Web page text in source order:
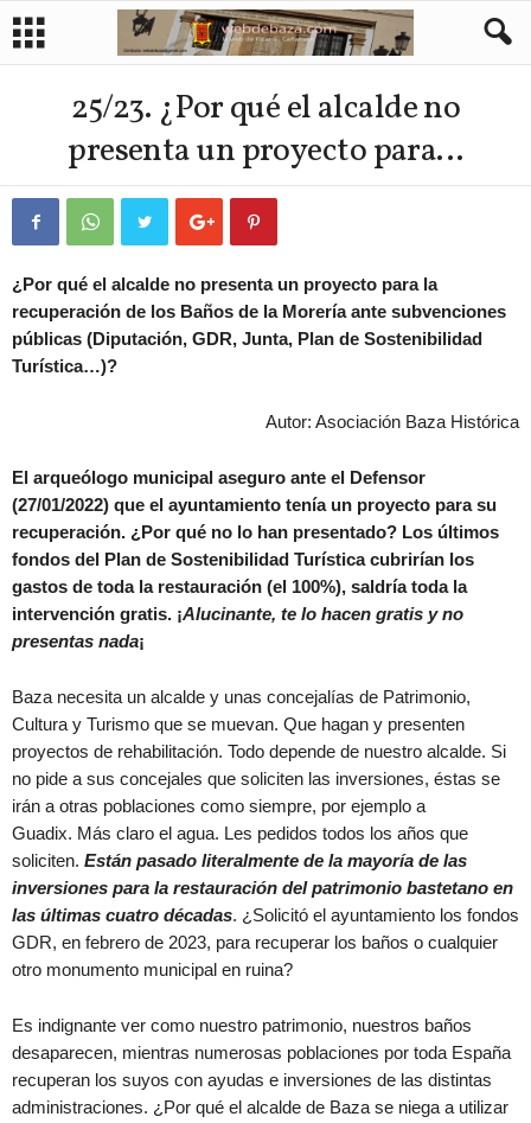
25/23. ¿Por qué el alcalde no
presenta un proyecto para…
¿Por qué el alcalde no presenta un proyecto para la
recuperación de los Baños de la Morería ante subvenciones
públicas (Diputación, GDR, Junta, Plan de Sostenibilidad
Turística…)?
Autor: Asociación Baza Histórica
El arqueólogo municipal aseguro ante el Defensor
(27/01/2022) que el ayuntamiento tenía un proyecto para su
recuperación. ¿Por qué no lo han presentado? Los últimos
fondos del Plan de Sostenibilidad Turística cubrirían los
gastos de toda la restauración (el 100%), saldría toda la
intervención gratis. ¡Alucinante, te lo hacen gratis y no
presentas nada¡
Baza necesita un alcalde y unas concejalías de Patrimonio,
Cultura y Turismo que se muevan. Que hagan y presenten
proyectos de rehabilitación. Todo depende de nuestro alcalde. Si
no pide a sus concejales que soliciten las inversiones, éstas se
irán a otras poblaciones como siempre, por ejemplo a
Guadix. Más claro el agua. Les pedidos todos los años que
soliciten. Están pasado literalmente de la mayoría de las
inversiones para la restauración del patrimonio bastetano en
las últimas cuatro décadas. ¿Solicitó el ayuntamiento los fondos
GDR, en febrero de 2023, para recuperar los baños o cualquier
otro monumento municipal en ruina?
Es indignante ver como nuestro patrimonio, nuestros baños
desaparecen, mientras numerosas poblaciones por toda España
recuperan los suyos con ayudas e inversiones de las distintas
administraciones. ¿Por qué el alcalde de Baza se niega a utilizar